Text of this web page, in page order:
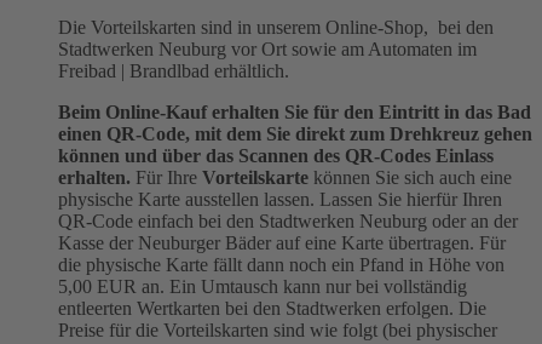
Die Vorteilskarten sind in unserem Online-Shop, bei den
Stadtwerken Neuburg vor Ort sowie am Automaten im
Freibad | Brandlbad erhältlich.
Beim Online-Kauf erhalten Sie für den Eintritt in das Bad
einen QR-Code, mit dem Sie direkt zum Drehkreuz gehen
können und über das Scannen des QR-Codes Einlass
erhalten. Für Ihre Vorteilskarte können Sie sich auch eine
physische Karte ausstellen lassen. Lassen Sie hierfür Ihren
QR-Code einfach bei den Stadtwerken Neuburg oder an der
Kasse der Neuburger Bäder auf eine Karte übertragen. Für
die physische Karte fällt dann noch ein Pfand in Höhe von
5,00 EUR an. Ein Umtausch kann nur bei vollständig
entleerten Wertkarten bei den Stadtwerken erfolgen. Die
Preise für die Vorteilskarten sind wie folgt (bei physischer